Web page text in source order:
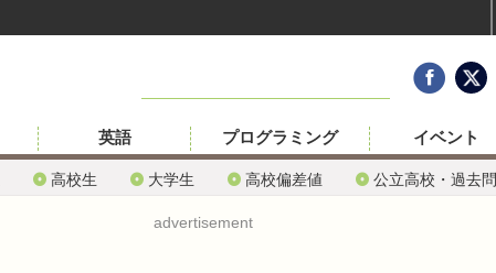
高校生 大学生 高校偏差値 公立高校・過去問
英語 プログラミング イベント
advertisement